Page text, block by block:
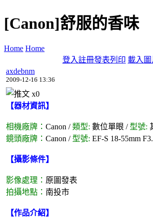
[Canon]舒服的香味
Home Home
登入註冊發表列印 載入圖
axdebnm
2009-12-16 13:36
x0
【器材資訊】
相機廠牌： Canon /類型: 數位單眼 / 型號:
鏡頭廠牌： Canon / 型號: EF-S 18-55mm
【攝影條件】
影像處理： 原圖發表
拍攝地點： 南投市
【作品介紹】